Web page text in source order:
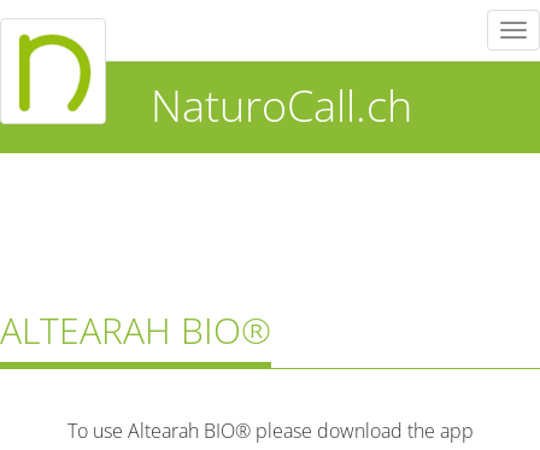
NaturoCall.ch
ALTEARAH BIO®
To use Altearah BIO® please download the app